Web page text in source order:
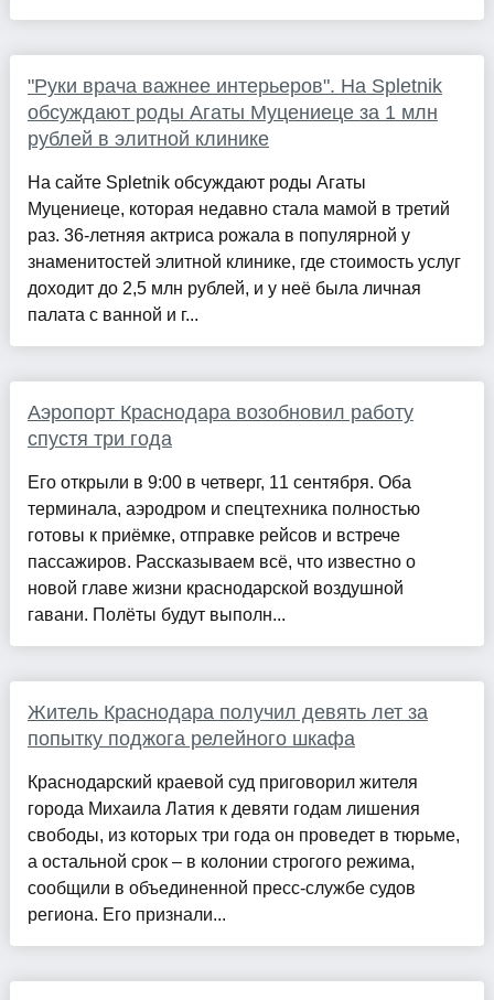
"Руки врача важнее интерьеров". На Spletnik
обсуждают роды Агаты Муцениеце за 1 млн
рублей в элитной клинике
На сайте Spletnik обсуждают роды Агаты
Муцениеце, которая недавно стала мамой в третий
раз. 36-летняя актриса рожала в популярной у
знаменитостей элитной клинике, где стоимость услуг
доходит до 2,5 млн рублей, и у неё была личная
палата с ванной и г...
Аэропорт Краснодара возобновил работу
спустя три года
Его открыли в 9:00 в четверг, 11 сентября. Оба
терминала, аэродром и спецтехника полностью
готовы к приёмке, отправке рейсов и встрече
пассажиров. Рассказываем всё, что известно о
новой главе жизни краснодарской воздушной
гавани. Полёты будут выполн...
Житель Краснодара получил девять лет за
попытку поджога релейного шкафа
Краснодарский краевой суд приговорил жителя
города Михаила Латия к девяти годам лишения
свободы, из которых три года он проведет в тюрьме,
а остальной срок – в колонии строгого режима,
сообщили в объединенной пресс-службе судов
региона. Его признали...